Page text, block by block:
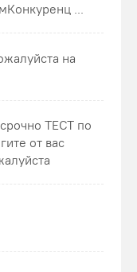
...
на
ТЕСТ по
от вас